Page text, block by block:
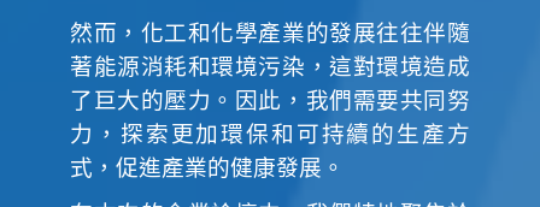
然而，化工和化學產業的發展往往伴隨
著能源消耗和環境污染，這對環境造成
了巨大的壓力。因此，我們需要共同努
力，探索更加環保和可持續的生產方
式，促進產業的健康發展。